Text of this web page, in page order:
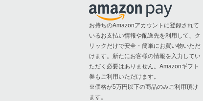
お持ちのAmazonアカウントに登録されて
いるお支払い情報や配送先を利用して、ク
リックだけで安全・簡単にお買い物いただ
けます。新たにお客様の情報を入力してい
ただく必要はありません。Amazonギフト
券もご利用いただけます。
※価格が5万円以下の商品のみご利用頂け
ます。